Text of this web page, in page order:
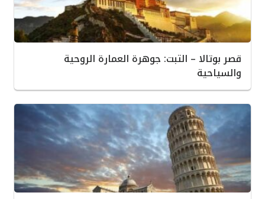
قصر بوتالا – التبت: جوهرة العمارة الروحية
والسياحية